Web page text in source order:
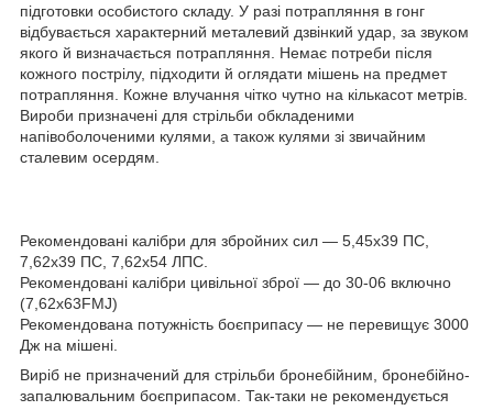
підготовки особистого складу. У разі потрапляння в гонг
відбувається характерний металевий дзвінкий удар, за звуком
якого й визначається потрапляння. Немає потреби після
кожного пострілу, підходити й оглядати мішень на предмет
потрапляння. Кожне влучання чітко чутно на кількасот метрів.
Вироби призначені для стрільби обкладеними
напівоболоченими кулями, а також кулями зі звичайним
сталевим осердям.
Рекомендовані калібри для збройних сил — 5,45х39 ПС,
7,62х39 ПС, 7,62х54 ЛПС.
Рекомендовані калібри цивільної зброї — до 30-06 включно
(7,62х63FMJ)
Рекомендована потужність боєприпасу — не перевищує 3000
Дж на мішені.
Виріб не призначений для стрільби бронебійним, бронебійно-
запалювальним боєприпасом. Так-таки не рекомендується